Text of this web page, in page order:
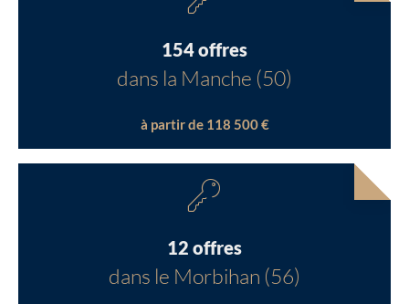
154 offres
dans la Manche (50)
à partir de 118 500 €
12 offres
dans le Morbihan (56)